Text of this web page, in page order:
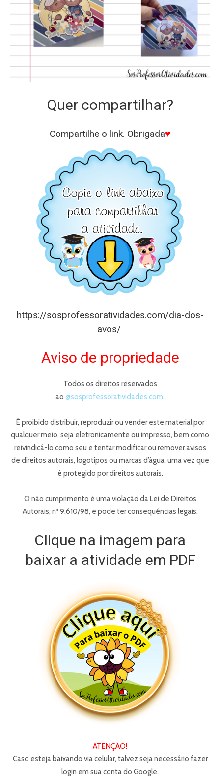
Quer compartilhar?
Compartilhe o link. Obrigada♥
https://sosprofessoratividades.com/dia-dos-
avos/
Aviso de propriedade
Todos os direitos reservados
ao @sosprofessoratividades.com.
É proibido distribuir, reproduzir ou vender este material por
qualquer meio, seja eletronicamente ou impresso, bem como
reivindicá-lo como seu e tentar modificar ou remover avisos
de direitos autorais, logotipos ou marcas d’água, uma vez que
é protegido por direitos autorais.
O não cumprimento é uma violação da Lei de Direitos
Autorais, nº 9.610/98, e pode ter consequências legais.
Clique na imagem para
baixar a atividade em PDF
ATENÇÃO!
Caso esteja baixando via celular, talvez seja necessário fazer
login em sua conta do Google.